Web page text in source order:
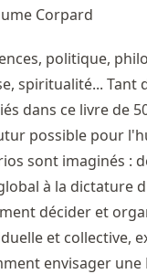
Corpard
politique,
spiritualité... Tant
dans ce livre de
possible pour
sont imaginés :
à la dictature
décider et
et collective,
envisager une